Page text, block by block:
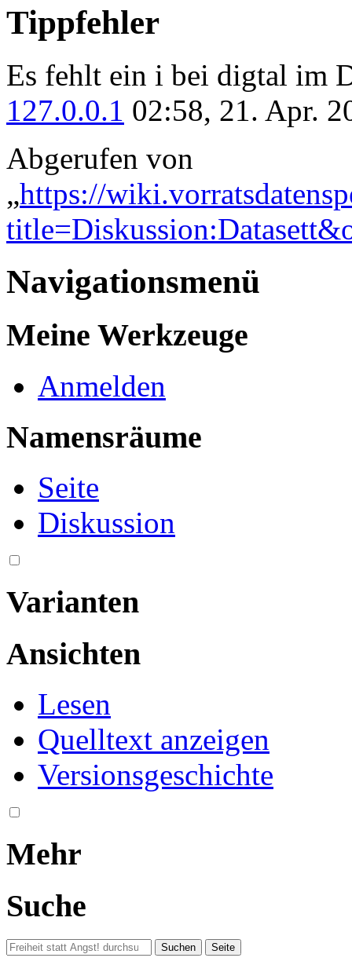
Tippfehler
Es fehlt ein i bei digtal im
127.0.0.1 02:58, 21. Apr.
Abgerufen von
„https://
Navigationsmenü
Meine Werkzeuge
Anmelden
Namensräume
Seite
Diskussion
Varianten
Ansichten
Lesen
Quelltext anzeigen
Versionsgeschichte
Mehr
Suche